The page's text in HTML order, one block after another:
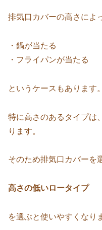
排気口カバーの高さによ
・鍋が当たる
・フライパンが当たる
というケースもあります。
特に高さのあるタイプは
ります。
そのため排気口カバーを
高さの低いロータイプ
を選ぶと使いやすくなり